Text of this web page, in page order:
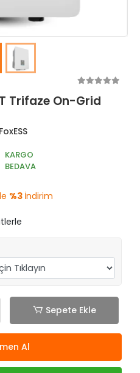
Trifaze On-Grid
FoxESS
KARGO
BEDAVA
%3 İndirim
Sepete Ekle
Al